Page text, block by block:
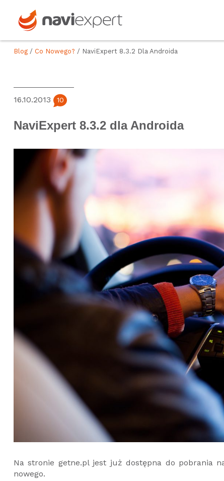
Blog / Co Nowego? / NaviExpert 8.3.2 Dla Androida
16.10.2013 10
NaviExpert 8.3.2 dla Androida
Na stronie getne.pl jest już dostępna do pobrania
nowego.